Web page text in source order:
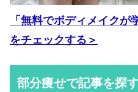
「無料でボディメイク
をチェックする＞
部分痩せで記事を探